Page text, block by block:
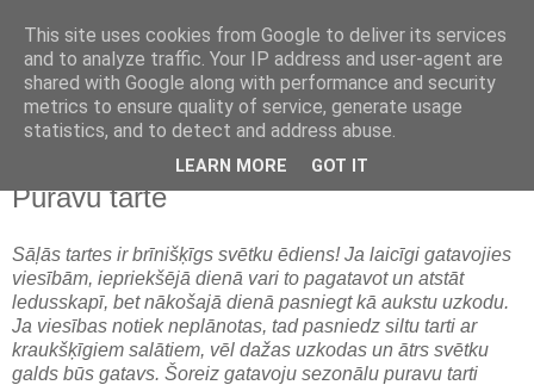
otrdiena, 2012. gada 11. septembris
Puravu tarte
Sāļās tartes ir brīnišķīgs svētku ēdiens! Ja laicīgi gatavojies
viesībām, iepriekšējā dienā vari to pagatavot un atstāt
ledusskapī, bet nākošajā dienā pasniegt kā aukstu uzkodu.
Ja viesības notiek neplānotas, tad pasniedz siltu tarti ar
kraukšķīgiem salātiem, vēl dažas uzkodas un ātrs svētku
galds būs gatavs. Šoreiz gatavoju sezonālu puravu tarti
This site uses cookies from Google to deliver its services
and to analyze traffic. Your IP address and user-agent are
shared with Google along with performance and security
metrics to ensure quality of service, generate usage
statistics, and to detect and address abuse.
LEARN MORE GOT IT